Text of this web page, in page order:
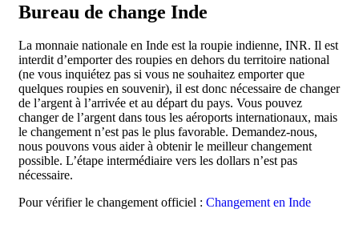
Bureau de change Inde
La monnaie nationale en Inde est la roupie indienne, INR. Il est
interdit d’emporter des roupies en dehors du territoire national
(ne vous inquiétez pas si vous ne souhaitez emporter que
quelques roupies en souvenir), il est donc nécessaire de changer
de l’argent à l’arrivée et au départ du pays. Vous pouvez
changer de l’argent dans tous les aéroports internationaux, mais
le changement n’est pas le plus favorable. Demandez-nous,
nous pouvons vous aider à obtenir le meilleur changement
possible. L’étape intermédiaire vers les dollars n’est pas
nécessaire.
Pour vérifier le changement officiel : Changement en Inde